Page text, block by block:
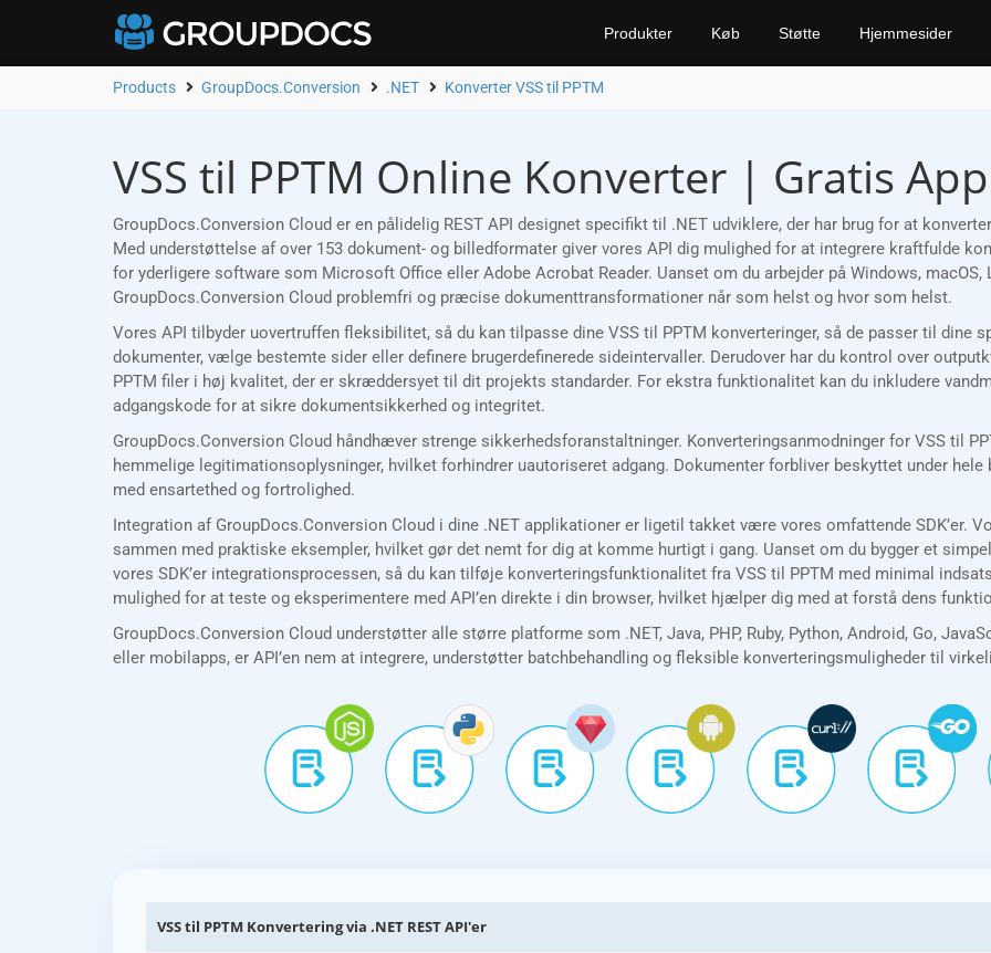
Produkter Køb Støtte Hjemmesider
Products GroupDocs.Conversion .NET Konverter VSS til PPTM
VSS til PPTM Online Konverter | Gratis
GroupDocs.Conversion Cloud er en pålidelig REST API designet specifikt til .NET udviklere, der har brug for at
Med understøttelse af over 153 dokument- og billedformater giver vores API dig mulighed for at integrere kraftfulde
for yderligere software som Microsoft Office eller Adobe Acrobat Reader. Uanset om du arbejder på Windows,
GroupDocs.Conversion Cloud problemfri og præcise dokumenttransformationer når som helst og hvor som helst.
Vores API tilbyder uovertruffen fleksibilitet, så du kan tilpasse dine VSS til PPTM konverteringer, så de passer til dine
dokumenter, vælge bestemte sider eller definere brugerdefinerede sideintervaller. Derudover har du kontrol over
PPTM filer i høj kvalitet, der er skræddersyet til dit projekts standarder. For ekstra funktionalitet kan du inkludere
adgangskode for at sikre dokumentsikkerhed og integritet.
GroupDocs.Conversion Cloud håndhæver strenge sikkerhedsforanstaltninger. Konverteringsanmodninger for VSS til
hemmelige legitimationsoplysninger, hvilket forhindrer uautoriseret adgang. Dokumenter forbliver beskyttet under
med ensartethed og fortrolighed.
Integration af GroupDocs.Conversion Cloud i dine .NET applikationer er ligetil takket være vores omfattende SDK’er.
sammen med praktiske eksempler, hvilket gør det nemt for dig at komme hurtigt i gang. Uanset om du bygger et
vores SDK’er integrationsprocessen, så du kan tilføje konverteringsfunktionalitet fra VSS til PPTM med minimal
mulighed for at teste og eksperimentere med API’en direkte i din browser, hvilket hjælper dig med at forstå dens
GroupDocs.Conversion Cloud understøtter alle større platforme som .NET, Java, PHP, Ruby, Python, Android, Go,
eller mobilapps, er API’en nem at integrere, understøtter batchbehandling og fleksible konverteringsmuligheder til
VSS til PPTM Konvertering via .NET REST API'er